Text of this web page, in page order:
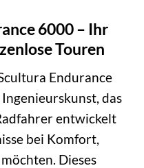
6000 – Ihr
Touren
Endurance
das
entwickelt
bei Komfort,
Dieses